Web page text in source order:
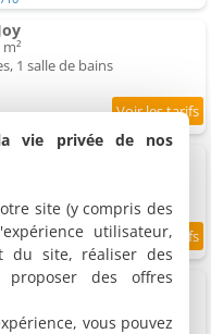
1 salle de bains
/10
1 salle de bains
vie privée de nos
site (y compris des
utilisateur,
du site, réaliser des
des offres
vous pouvez